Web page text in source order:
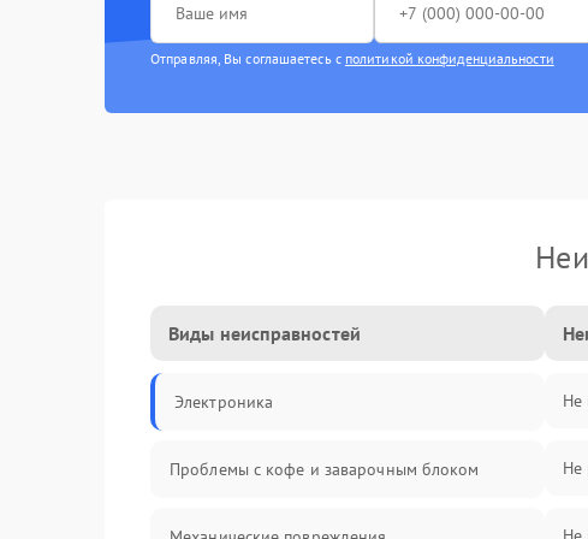
Отправляя, Вы соглашаетесь с политикой конфиденциальности
Виды неисправностей
Электроника
Проблемы с кофе и заварочным блоком
Не
Не